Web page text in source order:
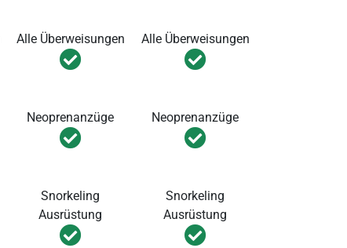
Alle Überweisungen Alle Überweisungen
Neoprenanzüge Neoprenanzüge
Snorkeling
Ausrüstung
Snorkeling
Ausrüstung